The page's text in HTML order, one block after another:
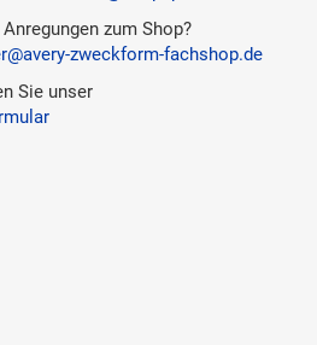
zum Shop?
zweckform-fachshop.de
Sie unser